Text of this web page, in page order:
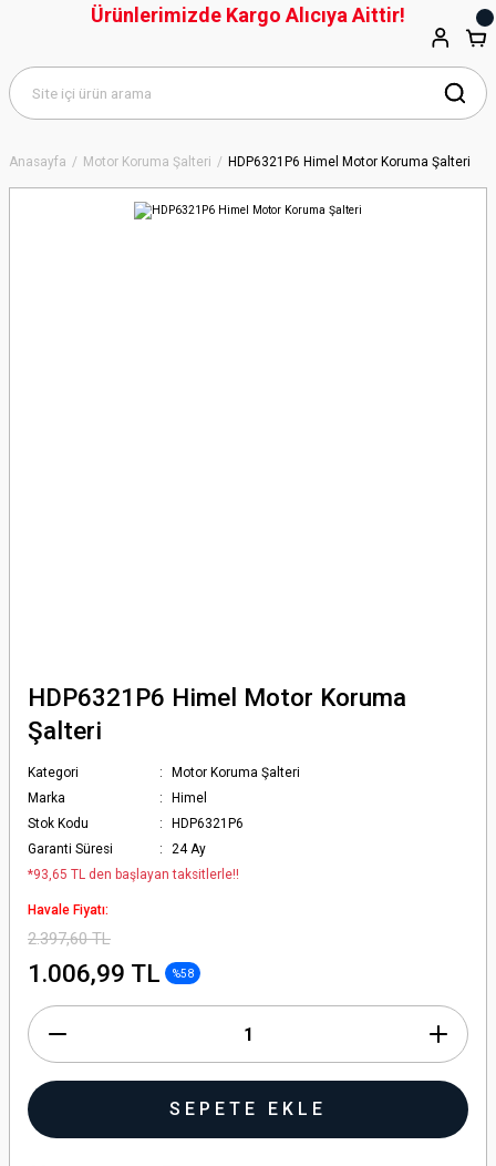
Anasayfa Motor Koruma Şalteri HDP6321P6 Himel Motor Koruma Şalteri
HDP6321P6 Himel Motor Koruma
Şalteri
Kategori
Motor Koruma Şalteri
Marka
Himel
Stok Kodu
HDP6321P6
Garanti Süresi
24 Ay
*93,65 TL den başlayan taksitlerle!!
Havale Fiyatı:
2.397,60 TL
1.006,99 TL %58
SEPETE EKLE
Ürünlerimizde Kargo Alıcıya Aittir!